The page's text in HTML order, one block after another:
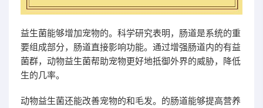
益生菌能够增加宠物的。科学研究表明，肠道是系统的重
要组成部分，肠道直接影响功能。通过增强肠道内的有益
菌群，动物益生菌帮助宠物更好地抵御外界的威胁，降低
生的几率。
动物益生菌还能改善宠物的和毛发。的肠道能够提高营养